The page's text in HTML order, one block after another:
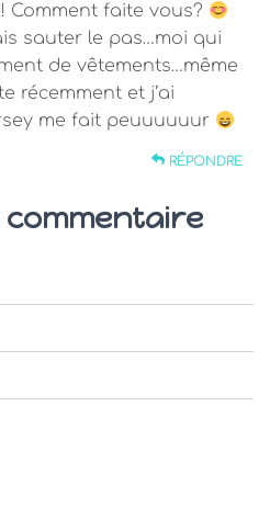
Comment faite vous?
sauter le pas…moi qui
de vêtements…même
récemment et j’ai
me fait peuuuuuur
RÉPONDRE
commentaire